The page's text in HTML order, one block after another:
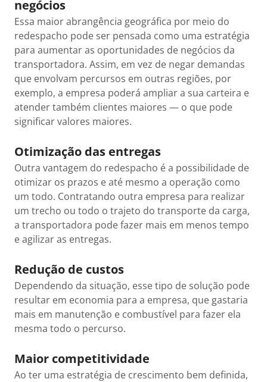
negócios
Essa maior abrangência geográfica por meio do
redespacho pode ser pensada como uma estratégia
para aumentar as oportunidades de negócios da
transportadora. Assim, em vez de negar demandas
que envolvam percursos em outras regiões, por
exemplo, a empresa poderá ampliar a sua carteira e
atender também clientes maiores — o que pode
significar valores maiores.
Otimização das entregas
Outra vantagem do redespacho é a possibilidade de
otimizar os prazos e até mesmo a operação como
um todo. Contratando outra empresa para realizar
um trecho ou todo o trajeto do transporte da carga,
a transportadora pode fazer mais em menos tempo
e agilizar as entregas.
Redução de custos
Dependendo da situação, esse tipo de solução pode
resultar em economia para a empresa, que gastaria
mais em manutenção e combustível para fazer ela
mesma todo o percurso.
Maior competitividade
Ao ter uma estratégia de crescimento bem definida,